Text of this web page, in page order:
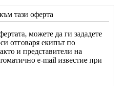
тази оферта
можете да ги зададете
отговаря екипът по
и представители на
e-mail известие при